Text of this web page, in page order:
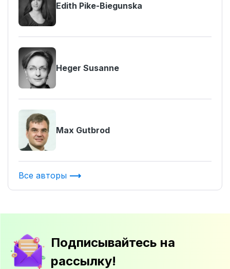
Edith Pike-Biegunska
Heger Susanne
Max Gutbrod
Все авторы
Подписывайтесь на
рассылку!